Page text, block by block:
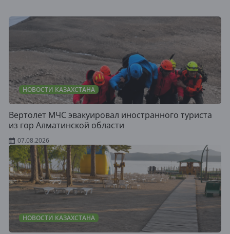
НОВОСТИ КАЗАХСТАНА
Вертолет МЧС эвакуировал иностранного туриста
из гор Алматинской области
07.08.2026
НОВОСТИ КАЗАХСТАНА